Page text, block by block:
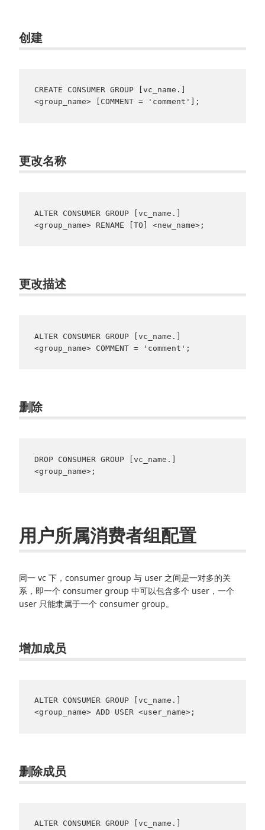
创建
CREATE CONSUMER GROUP [vc_name.]
更改名称
ALTER CONSUMER GROUP [vc_name.]
更改描述
ALTER CONSUMER GROUP [vc_name.]
<group_name> COMMENT = 'comment';
删除
DROP CONSUMER GROUP [vc_name.]
<group_name>;
用户所属消费者组配置
同一 vc 下，consumer group 与 user 之间是一对多的关
系，即一个 consumer group 中可以包含多个 user，一个
user 只能隶属于一个 consumer group。
增加成员
ALTER CONSUMER GROUP [vc_name.]
<group_name> ADD USER <user_name>;
删除成员
ALTER CONSUMER GROUP [vc_name.]